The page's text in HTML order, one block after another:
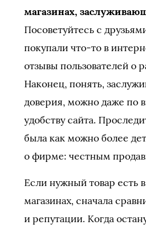
магазинах,
Посоветуйтесь с
покупали что-то в
отзывы пользователей о
Наконец, понять,
доверия, можно даже по
удобству сайта.
была как можно более
о фирме: честным
Если нужный товар есть
магазинах, сначала
и репутации. Когда